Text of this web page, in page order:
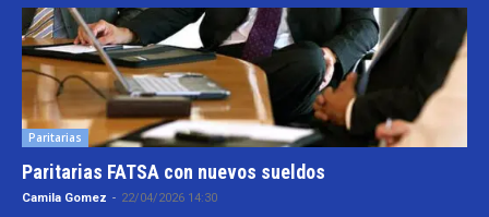
Paritarias
Paritarias FATSA con nuevos sueldos
Camila Gomez - 22/04/2026 14:30